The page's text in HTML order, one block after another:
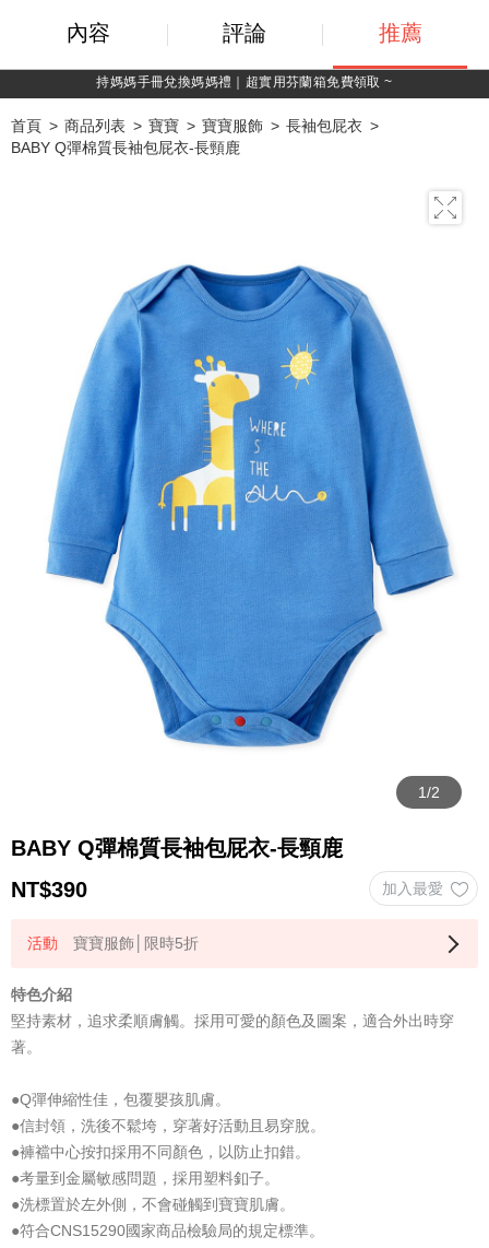
持媽媽手冊兌換媽媽禮｜超實用芬蘭箱免費領取 ~
首頁 商品列表 寶寶 寶寶服飾
長袖包屁衣
BABY Q彈棉質長袖包屁衣-長頸鹿
BABY Q彈棉質長袖包屁衣-長頸鹿
NT$390
寶寶服飾│限時5折
特色介紹
堅持素材，追求柔順膚觸。採用可愛的顏色及圖案，適合外出時穿
著。
●Q彈伸縮性佳，包覆嬰孩肌膚。
●信封領，洗後不鬆垮，穿著好活動且易穿脫。
●褲襠中心按扣採用不同顏色，以防止扣錯。
●考量到金屬敏感問題，採用塑料釦子。
●洗標置於左外側，不會碰觸到寶寶肌膚。
●符合CNS15290國家商品檢驗局的規定標準。
內容 評論 推薦